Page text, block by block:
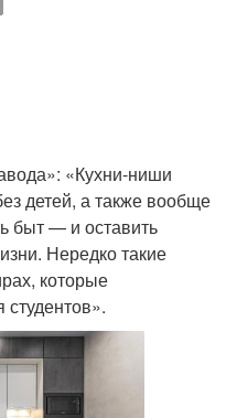
«Кухни-ниши
детей, а также вообще
быт — и оставить
Нередко такие
которые